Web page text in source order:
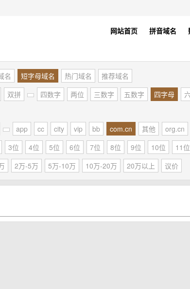
网站首页 拼音域名
名 短字母域名 热门域名
推荐域名
双拼 四数字 两位 三数字 五数字 四字母
app cc city vip bb com.cn 其他 org.cn
3位 4位 5位 6位 7位 8位 9位 10位 11位
2万-5万 5万-10万 10万-20万 20万以上 议价